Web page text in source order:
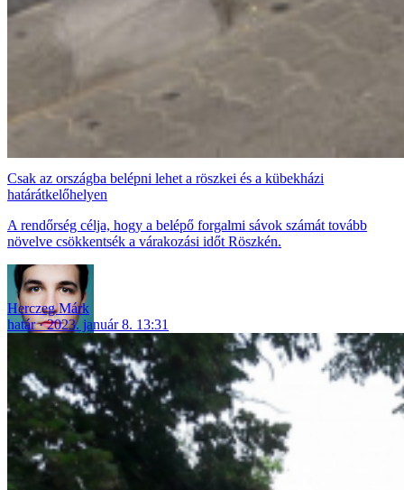
Csak az országba belépni lehet a röszkei és a kübekházi
határátkelőhelyen
A rendőrség célja, hogy a belépő forgalmi sávok számát tovább
növelve csökkentsék a várakozási időt Röszkén.
Herczeg Márk
határ
2023. január 8. 13:31